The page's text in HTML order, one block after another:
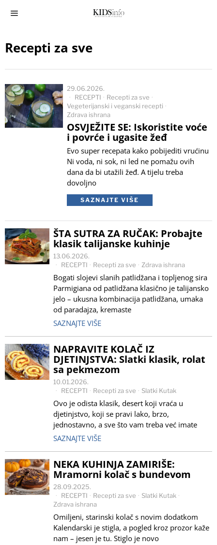
Recepti za sve
29.06.2026.
RECEPTI · Recepti za sve ·
Vegeterijanski i veganski recepti ·
Zdrava ishrana
OSVJEŽITE SE: Iskoristite voće
i povrće i ugasite žeđ
Evo super recepata kako pobijediti vrućinu
Ni voda, ni sok, ni led ne pomažu ovih
dana da bi utažili žeđ. A tijelu treba
dovoljno
SAZNAJTE VIŠE
ŠTA SUTRA ZA RUČAK: Probajte
klasik talijanske kuhinje
13.06.2026.
RECEPTI · Recepti za sve · Zdrava ishrana
Bogati slojevi slanih patlidžana i topljenog sira
Parmigiana od patlidžana klasično je talijansko
jelo – ukusna kombinacija patlidžana, umaka
od paradajza, kremaste
SAZNAJTE VIŠE
NAPRAVITE KOLAČ IZ
DJETINJSTVA: Slatki klasik, rolat
sa pekmezom
10.01.2026.
RECEPTI · Recepti za sve · Slatki Kutak
Ovo je odista klasik, desert koji vraća u
djetinjstvo, koji se pravi lako, brzo,
jednostavno, a sve što vam treba već imate
SAZNAJTE VIŠE
NEKA KUHINJA ZAMIRIŠE:
Mramorni kolač s bundevom
28.09.2025.
RECEPTI · Recepti za sve · Slatki Kutak ·
Zdrava ishrana
Omiljeni, starinski kolač s novim dodatkom
Kalendarski je stigla, a pogled kroz prozor kaže
nam – jesen je tu. Stiglo je novo